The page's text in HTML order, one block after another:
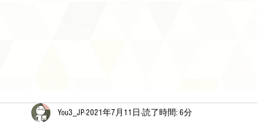
You3_JP2021年7月11日 読了時間: 6分